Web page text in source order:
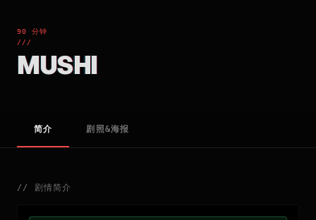
90 分钟
///
MUSHI
简介 剧照&海报
// 剧情简介